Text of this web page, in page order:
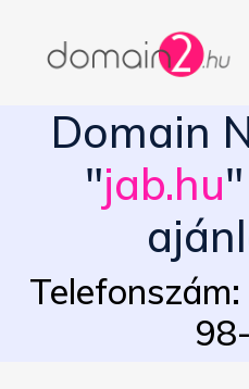
Domain
"jab.hu